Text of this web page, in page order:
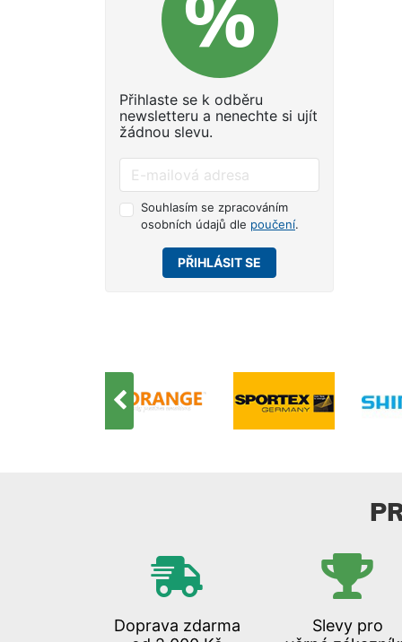
Přihlaste se k odběru
newsletteru a nenechte si ujít
žádnou slevu.
Souhlasím se zpracováním
osobních údajů dle poučení.
PŘIHLÁSIT SE
Doprava zdarma
Slevy pro